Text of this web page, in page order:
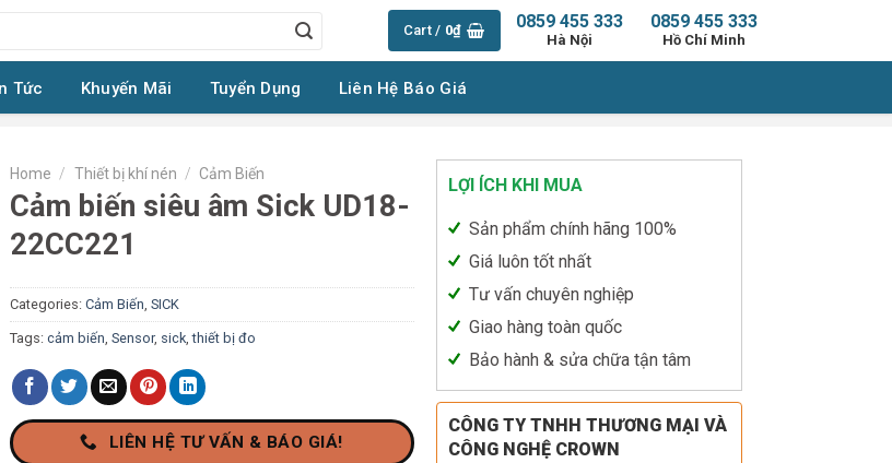
Cart / 0₫ 0859 455 333
Hồ Chí Minh
0859 455 333
Hà Nội
Tức Khuyến Mãi Tuyển Dụng Liên Hệ Báo Giá
Home / Thiết bị khí nén / Cảm Biến
Cảm biến siêu âm Sick UD18-
22CC221
Categories:Cảm Biến ,SICK
Tags:cảm biến ,Sensor, sick ,thiết bị đo
LIÊN HỆ TƯ VẤN & BÁO GIÁ!
LỢI ÍCH KHI MUA
Sản phẩm chính hãng 100%
Giá luôn tốt nhất
Tư vấn chuyên nghiệp
Giao hàng toàn quốc
Bảo hành & sửa chữa tận tâm
CÔNG TY TNHH THƯƠNG MẠI VÀ
CÔNG NGHỆ CROWN